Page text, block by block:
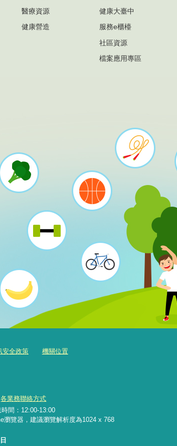
醫療資源
健康營造
健康大臺中
服務e櫃檯
社區資源
檔案應用專區
安全政策 機關位置
各業務聯絡方式
間：12:00-13:00
瀏覽器，建議瀏覽解析度為1024 x 768